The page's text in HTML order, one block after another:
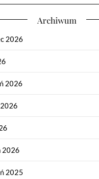
Archiwum
2026
2026
2026
2025